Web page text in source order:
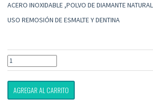
ACERO INOXIDABLE ,POLVO DE DIAMANTE
USO REMOSIÓN DE ESMALTE Y DENTINA
AGREGAR AL CARRITO